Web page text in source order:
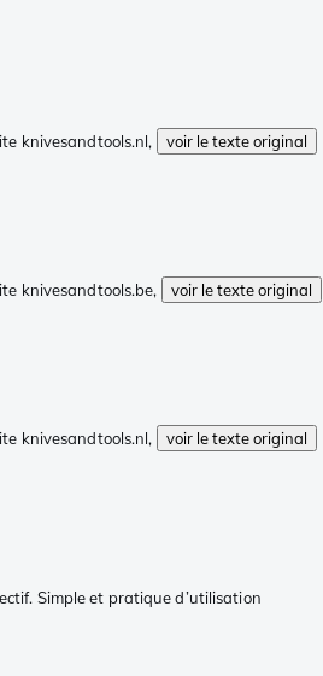
knivesandtools.nl,
voir le texte original
knivesandtools.be,
voir le texte original
knivesandtools.nl,
voir le texte original
Simple et pratique d’utilisation